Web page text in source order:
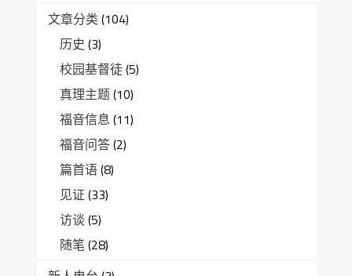
文章分类 (104)
历史 (3)
校园基督徒(5)
真理主题(10)
福音信息 (11)
福音问答(2)
篇首语(8)
见证 (33)
访谈 (5)
随笔 (28)